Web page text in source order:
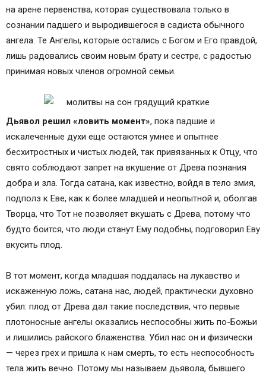
на арене первенства, которая существовала только в
сознании падшего и выродившегося в садиста обычного
ангела. Те Ангелы, которые остались с Богом и Его правдой,
лишь радовались своим новым брату и сестре, с радостью
принимая новых членов огромной семьи.
Дьявол решил «ловить момент», пока падшие и
искалеченные духи еще остаются умнее и опытнее
бесхитростных и чистых людей, так привязанных к Отцу, что
свято соблюдают запрет на вкушение от Древа познания
добра и зла. Тогда сатана, как известно, войдя в тело змия,
подполз к Еве, как к более младшей и неопытной и, оболгав
Творца, что Тот не позволяет вкушать с Древа, потому что
будто боится, что люди станут Ему подобны, подговорил Еву
вкусить плод.
В тот момент, когда младшая поддалась на лукавство и
искаженную ложь, сатана нас, людей, практически духовно
убил: плод от Древа дал такие последствия, что первые
плотоносные ангелы оказались неспособны жить по-Божьи
и лишились райского блаженства. Убил нас он и физически
— через грех и пришла к нам смерть, то есть неспособность
тела жить вечно. Потому мы называем дьявола, бывшего